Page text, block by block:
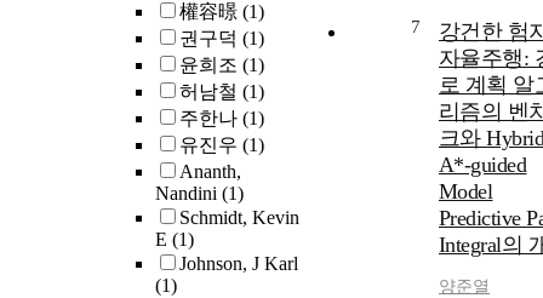
權容暻 (1)
권구덕 (1)
윤희조 (1)
허남철 (1)
주한나 (1)
유진우 (1)
Ananth,
Nandini (1)
Schmidt, Kevin
E (1)
Johnson, J Karl
(1)
7
강건한 험
자율주행:
로 계획 알
리즘의 벤
크와
A*-guided
Model
Predictive
Integral의
양준열